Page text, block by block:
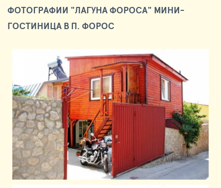
ФОТОГРАФИИ "ЛАГУНА ФОРОСА" МИНИ-
ГОСТИНИЦА В П. ФОРОС